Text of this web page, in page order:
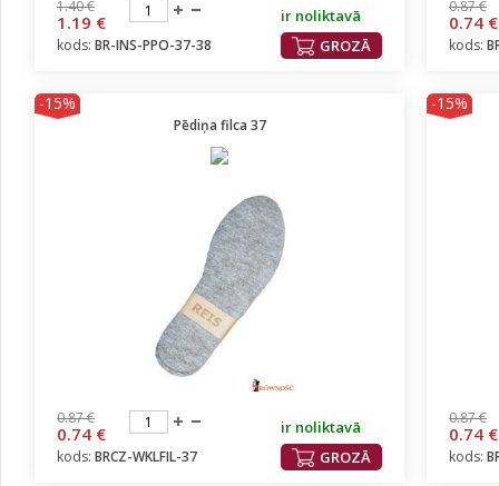
1.40 €
1.19 €
ir noliktavā
GROZĀ
kods: BR-INS-PPO-37-38
0.87 €
0.74 €
kods:
-15%
Pēdiņa filca 37
0.87 €
0.74 €
ir noliktavā
GROZĀ
kods: BRCZ-WKLFIL-37
-15%
0.87 €
0.74 €
kods: